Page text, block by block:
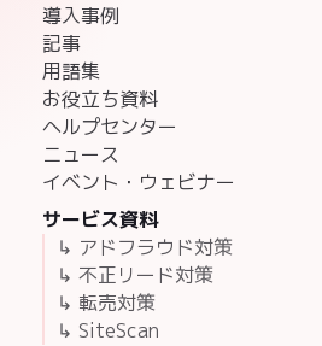
導入事例
記事
用語集
お役立ち資料
ヘルプセンター
ニュース
イベント・ウェビナー
サービス資料
↳ アドフラウド対策
↳ 不正リード対策
↳ 転売対策
↳ SiteScan